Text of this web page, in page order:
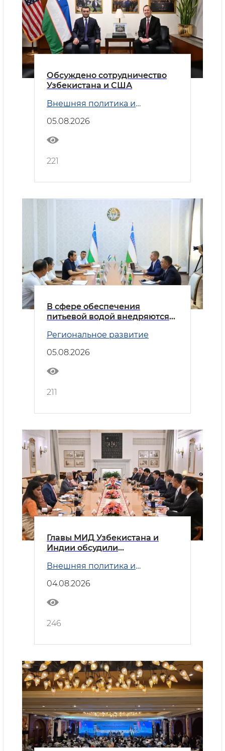
Обсуждено сотрудничество
Узбекистана и США
Внешняя политика и
05.08.2026
221
В сфере обеспечения
питьевой водой внедряются
Региональное развитие
05.08.2026
211
Главы МИД Узбекистана и
Индии обсудили
двустороннего
сотрудничества
Внешняя политика и
04.08.2026
246